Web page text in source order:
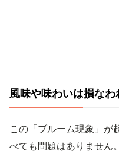
風味や味わいは損な
この「ブルーム現象」が
べても問題はありません